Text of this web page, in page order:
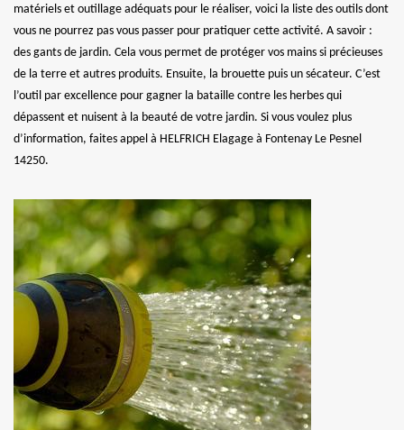
matériels et outillage adéquats pour le réaliser, voici la liste des outils dont
vous ne pourrez pas vous passer pour pratiquer cette activité. A savoir :
des gants de jardin. Cela vous permet de protéger vos mains si précieuses
de la terre et autres produits. Ensuite, la brouette puis un sécateur. C’est
l’outil par excellence pour gagner la bataille contre les herbes qui
dépassent et nuisent à la beauté de votre jardin. Si vous voulez plus
d’information, faites appel à HELFRICH Elagage à Fontenay Le Pesnel
14250.